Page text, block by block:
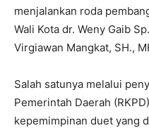
menjalankan roda
Wali Kota dr. Weny Gaib
Virgiawan Mangkat, SH.,
Salah satunya melalui
Pemerintah Daerah
kepemimpinan duet yang